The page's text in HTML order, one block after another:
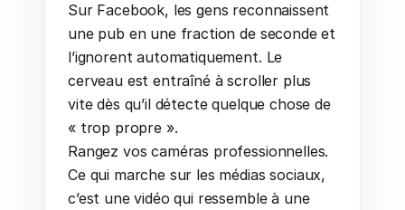
Sur Facebook, les gens reconnaissent
une pub en une fraction de seconde et
l’ignorent automatiquement. Le
cerveau est entraîné à scroller plus
vite dès qu’il détecte quelque chose de
« trop propre ».
Rangez vos caméras professionnelles.
Ce qui marche sur les médias sociaux,
c’est une vidéo qui ressemble à une